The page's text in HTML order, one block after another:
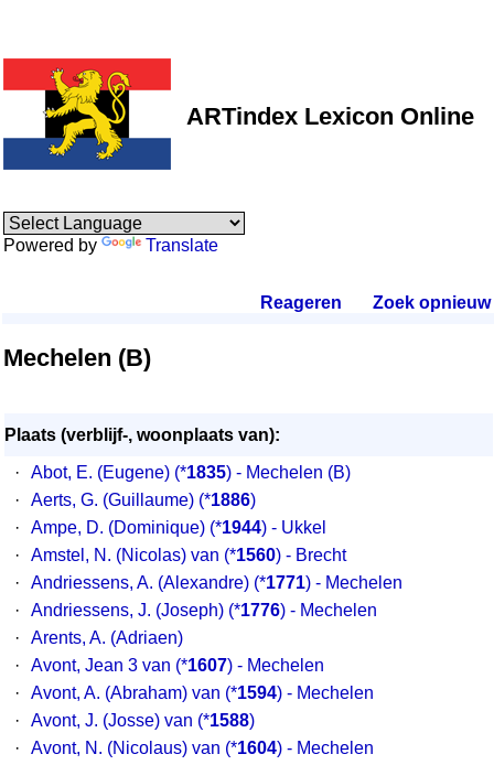
ARTindex Lexicon Online
Powered by Translate
Reageren Zoek opnieuw.
Mechelen (B)
Plaats (verblijf-, woonplaats van):
·
Abot, E. (Eugene) (*1835) - Mechelen (B)
·
Aerts, G. (Guillaume) (*1886)
·
Ampe, D. (Dominique) (*1944) - Ukkel
·
Amstel, N. (Nicolas) van (*1560) - Brecht
·
Andriessens, A. (Alexandre) (*1771) - Mechelen
·
Andriessens, J. (Joseph) (*1776) - Mechelen
·
Arents, A. (Adriaen)
·
Avont, Jean 3 van (*1607) - Mechelen
·
Avont, A. (Abraham) van (*1594) - Mechelen
·
Avont, J. (Josse) van (*1588)
·
Avont, N. (Nicolaus) van (*1604) - Mechelen